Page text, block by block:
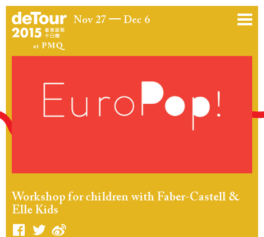
Nov 27 Dec 6
Workshop for children with Faber-Castell &
Elle Kids